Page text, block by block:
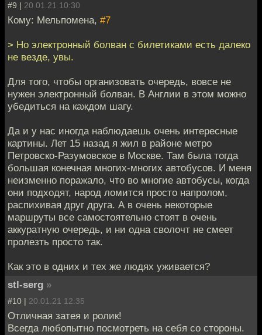
#9 | 20.01.21 10:30
Кому: Мельпомена, #7
> Но электронный болван с билетиками есть далеко
не везде, увы.
Для того, чтобы организовать очередь, вовсе не
нужен электронный болван. В Англии в этом можно
убедиться на каждом шагу.
Да и у нас иногда наблюдаешь очень интересные
картины. Лет 15 назад я жил в районе метро
Петровско-Разумовское в Москве. Там была тогда
большая конечная многих-многих автобусов. И меня
неизменно поражало, что во многие автобусы, когда
они подходят, народ ломится просто напролом,
распихивая друг друга. А в очень некоторые
маршруты все самостоятельно стоят в очень
аккуратную очередь, и ни одна сволочт не смеет
пролезть просто так.
Как это в одних и тех же людях уживается?
stl-serg »
#10 | 20.01.21 12:35
Отличная затея и ролик!
Всегда любопытно посмотреть на себя со стороны.